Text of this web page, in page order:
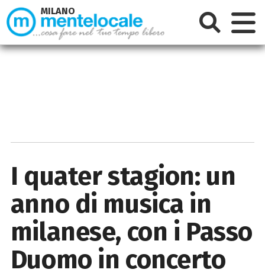
I quater stagion: un
anno di musica in
milanese, con i Passo
Duomo in concerto
MILANO